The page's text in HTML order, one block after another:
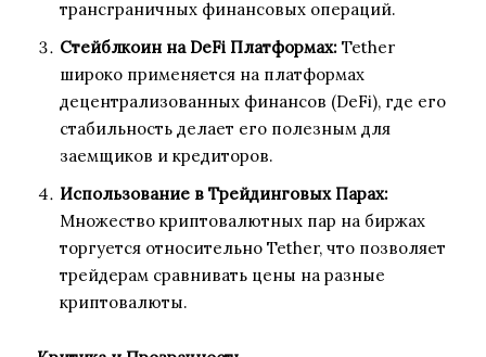
трансграничных финансовых операций.
Стейблкоин на DeFi Платформах: Tether
широко применяется на платформах
децентрализованных финансов (DeFi), где его
стабильность делает его полезным для
заемщиков и кредиторов.
Использование в Трейдинговых Парах:
Множество криптовалютных пар на биржах
торгуется относительно Tether, что позволяет
трейдерам сравнивать цены на разные
криптовалюты.